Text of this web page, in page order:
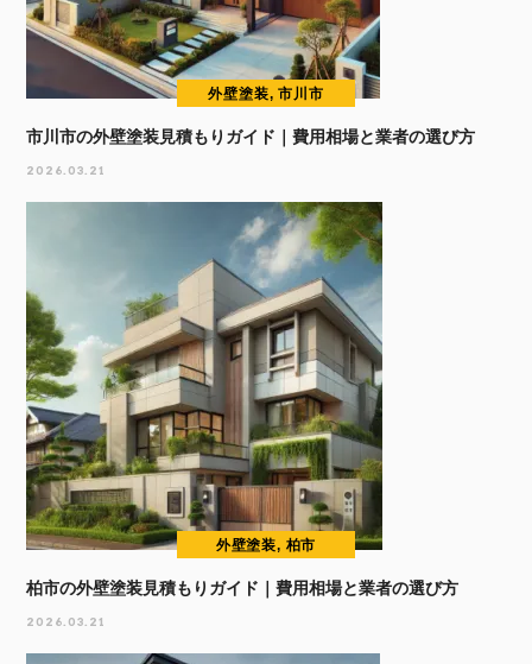
外壁塗装, 市川市
市川市の外壁塗装見積もりガイド｜費用相場と業者の選び方
2026.03.21
外壁塗装, 柏市
柏市の外壁塗装見積もりガイド｜費用相場と業者の選び方
2026.03.21